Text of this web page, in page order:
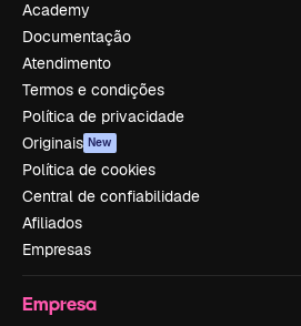
Academy
Documentação
Atendimento
Termos e condições
Política de privacidade
Originais New
Política de cookies
Central de confiabilidade
Afiliados
Empresas
Empresa